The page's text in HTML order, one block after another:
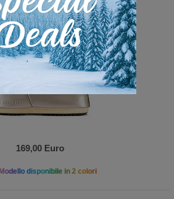
169,00 Euro
Modello disponibile in 2 colori